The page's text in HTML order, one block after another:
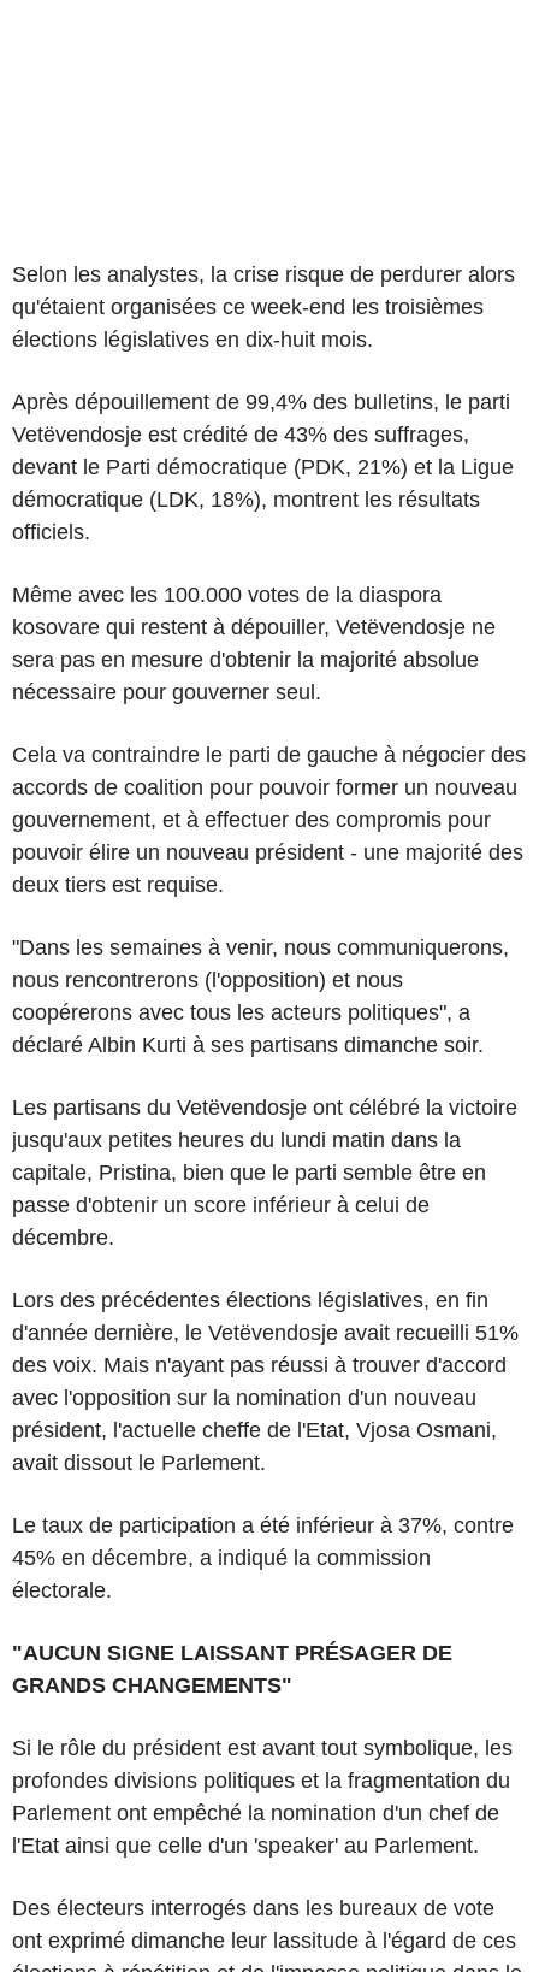
Selon les analystes, la crise risque de perdurer alors
qu'étaient organisées ce week-end les troisièmes
élections législatives en dix-huit mois.
Après dépouillement de 99,4% des bulletins, le parti
Vetëvendosje est crédité de 43% des suffrages,
devant le Parti démocratique (PDK, 21%) et la Ligue
démocratique (LDK, 18%), montrent les résultats
officiels.
Même avec les 100.000 votes de la diaspora
kosovare qui restent à dépouiller, Vetëvendosje ne
sera pas en mesure d'obtenir la majorité absolue
nécessaire pour gouverner seul.
Cela va contraindre le parti de gauche à négocier des
accords de coalition pour pouvoir former un nouveau
gouvernement, et à effectuer des compromis pour
pouvoir élire un nouveau président - une majorité des
deux tiers est requise.
"Dans les semaines à venir, nous communiquerons,
nous rencontrerons (l'opposition) et nous
coopérerons avec tous les acteurs politiques", a
déclaré Albin Kurti à ses partisans dimanche soir.
Les partisans du Vetëvendosje ont célébré la victoire
jusqu'aux petites heures du lundi matin dans la
capitale, Pristina, bien que le parti semble être en
passe d'obtenir un score inférieur à celui de
décembre.
Lors des précédentes élections législatives, en fin
d'année dernière, le Vetëvendosje avait recueilli 51%
des voix. Mais n'ayant pas réussi à trouver d'accord
avec l'opposition sur la nomination d'un nouveau
président, l'actuelle cheffe de l'Etat, Vjosa Osmani,
avait dissout le Parlement.
Le taux de participation a été inférieur à 37%, contre
45% en décembre, a indiqué la commission
électorale.
"AUCUN SIGNE LAISSANT PRÉSAGER DE
GRANDS CHANGEMENTS"
Si le rôle du président est avant tout symbolique, les
profondes divisions politiques et la fragmentation du
Parlement ont empêché la nomination d'un chef de
l'Etat ainsi que celle d'un 'speaker' au Parlement.
Des électeurs interrogés dans les bureaux de vote
ont exprimé dimanche leur lassitude à l'égard de ces